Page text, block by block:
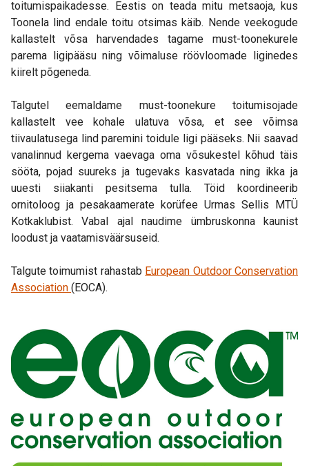
toitumispaikadesse. Eestis on teada mitu metsaoja, kus
Toonela lind endale toitu otsimas käib. Nende veekogude
kallastelt võsa harvendades tagame must-toonekurele
parema ligipääsu ning võimaluse röövloomade liginedes
kiirelt põgeneda.
Talgutel eemaldame must-toonekure toitumisojade
kallastelt vee kohale ulatuva võsa, et see võimsa
tiivaulatusega lind paremini toidule ligi pääseks. Nii saavad
vanalinnud kergema vaevaga oma võsukestel kõhud täis
sööta, pojad suureks ja tugevaks kasvatada ning ikka ja
uuesti siiakanti pesitsema tulla. Töid koordineerib
ornitoloog ja pesakaamerate korüfee Urmas Sellis MTÜ
Kotkaklubist. Vabal ajal naudime ümbruskonna kaunist
loodust ja vaatamisväärsuseid.
Talgute toimumist rahastab European Outdoor Conservation
Association (EOCA).